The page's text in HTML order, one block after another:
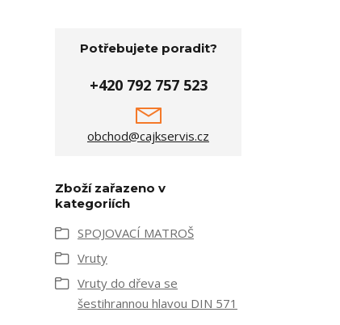
Potřebujete poradit?
+420 792 757 523
obchod@cajkservis.cz
Zboží zařazeno v
kategoriích
SPOJOVACÍ MATROŠ
Vruty
Vruty do dřeva se
šestihrannou hlavou DIN 571